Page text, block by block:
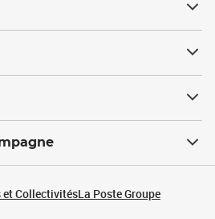
et CollectivitésLa Poste Groupe